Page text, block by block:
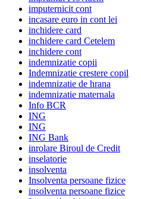
imputernicit cont
incasare euro in cont lei
inchidere card
inchidere card Cetelem
inchidere cont
indemnizatie copii
Indemnizatie crestere copil
indemnizatie de hrana
indemnizatie maternala
Info BCR
ING
ING
ING Bank
inrolare Biroul de Credit
inselatorie
insolventa
Insolventa persoane fizice
insolventa persoane fizice